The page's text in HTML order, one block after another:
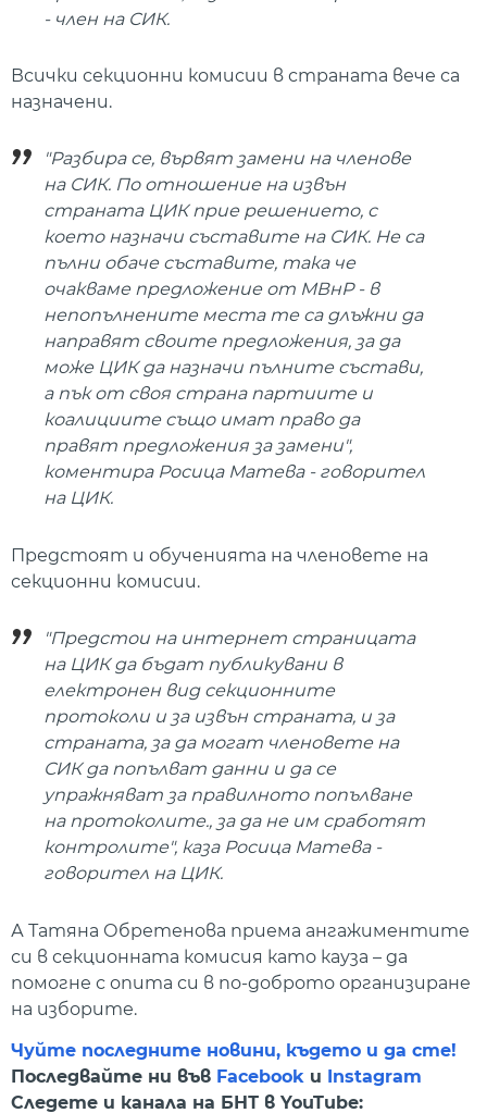
- член на СИК.
Всички секционни комисии в страната вече са
назначени.
"Разбира се, вървят замени на членове
на СИК. По отношение на извън
страната ЦИК прие решението, с
което назначи съставите на СИК. Не са
пълни обаче съставите, така че
очакваме предложение от МВнР - в
непопълнените места те са длъжни да
направят своите предложения, за да
може ЦИК да назначи пълните състави,
а пък от своя страна партиите и
коалициите също имат право да
правят предложения за замени",
коментира Росица Матева - говорител
на ЦИК.
Предстоят и обученията на членовете на
секционни комисии.
"Предстои на интернет страницата
на ЦИК да бъдат публикувани в
електронен вид секционните
протоколи и за извън страната, и за
страната, за да могат членовете на
СИК да попълват данни и да се
упражняват за правилното попълване
на протоколите., за да не им сработят
контролите", каза Росица Матева -
говорител на ЦИК.
А Татяна Обретенова приема ангажиментите
си в секционната комисия като кауза – да
помогне с опита си в по-доброто организиране
на изборите.
Чуйте последните новини, където и да сте!
Последвайте ни във Facebook и Instagram
Следете и канала на БНТ в YouTube: